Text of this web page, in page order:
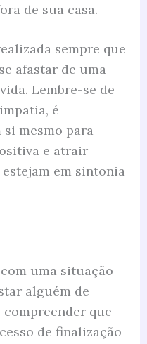
de sua casa.
sempre que
afastar de uma
Lembre-se de
é
mesmo para
e atrair
em sintonia
uma situação
alguém de
que
de finalização